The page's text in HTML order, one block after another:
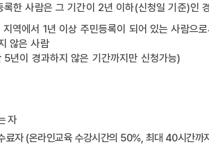
록한 사람은 그 기간이 2년 이하(신청일 기준)인
지역에서 1년 이상 주민등록이 되어 있는 사람으
않은 사람
5년이 경과하지 않은 기간까지만 신청가능)
자
료자 (온라인교육 수강시간의 50%, 최대 40시간까